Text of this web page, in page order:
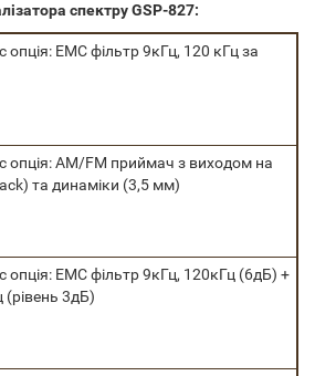
спектру GSP-827:
опція: ЕМС фільтр 9кГц, 120 кГц за
опція: AM/FM приймач з виходом на
та динаміки (3,5 мм)
опція: ЕМС фільтр 9кГц, 120кГц (6дБ) +
(рівень 3дБ)